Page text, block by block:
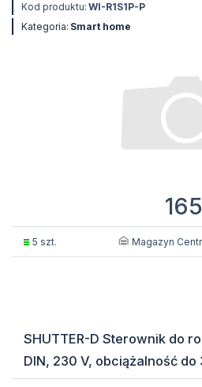
Kod produktu: WI-R1S1P-P
Kategoria: Smart home
5 szt. Magazyn
SHUTTER-D Sterownik do
DIN, 230 V, obciążalność do